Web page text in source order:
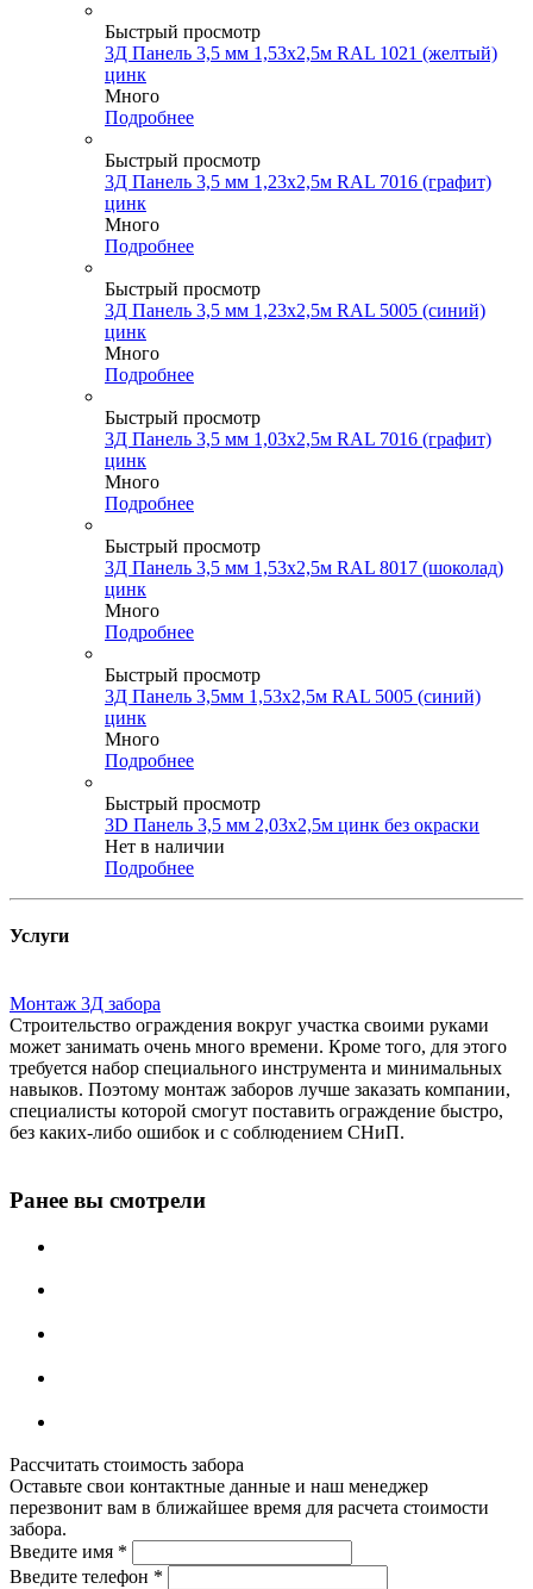
Быстрый просмотр
3Д Панель 3,5 мм 1,53х2,5м RAL 1021 (желтый)
цинк
Много
Подробнее
Быстрый просмотр
3Д Панель 3,5 мм 1,23х2,5м RAL 7016 (графит)
цинк
Много
Подробнее
Быстрый просмотр
3Д Панель 3,5 мм 1,23х2,5м RAL 5005 (синий)
цинк
Много
Подробнее
Быстрый просмотр
3Д Панель 3,5 мм 1,03х2,5м RAL 7016 (графит)
цинк
Много
Подробнее
Быстрый просмотр
3Д Панель 3,5 мм 1,53х2,5м RAL 8017 (шоколад)
цинк
Много
Подробнее
Быстрый просмотр
3Д Панель 3,5мм 1,53х2,5м RAL 5005 (синий)
цинк
Много
Подробнее
Быстрый просмотр
3D Панель 3,5 мм 2,03х2,5м цинк без окраски
Нет в наличии
Подробнее
Услуги
Монтаж 3Д забора
Строительство ограждения вокруг участка своими руками
может занимать очень много времени. Кроме того, для этого
требуется набор специального инструмента и минимальных
навыков. Поэтому монтаж заборов лучше заказать компании,
специалисты которой смогут поставить ограждение быстро,
без каких-либо ошибок и с соблюдением СНиП.
Ранее вы смотрели
Рассчитать стоимость забора
Оставьте свои контактные данные и наш менеджер
перезвонит вам в ближайшее время для расчета стоимости
забора.
Введите имя *
Введите телефон *